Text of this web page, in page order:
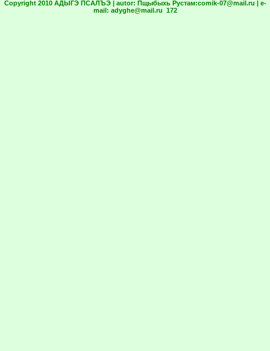
Copyright 2010 АДЫГЭ ПСАЛЪЭ | autor: Пщыбыхь Рустам:comik-07@mail.ru | e-
mail: adyghe@mail.ru 172